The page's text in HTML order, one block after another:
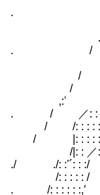
. / /
/ / //
.′ / /:
. / / ,:.': :
／: : :./
/ /: : : :/:i:i:
/ ,:': : :
,:' .,:': : : :
. / ／: : : :
/ /: : : : : :./:i:
/ |: : : : :.:ｲ:i:/
/|: : ／:./'".Y
./ ./: :'´: : :/
/: : : : : / ﾞ
. /: : : : :